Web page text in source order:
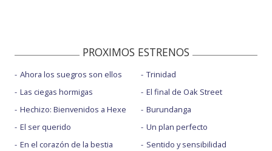
PROXIMOS ESTRENOS
Ahora los suegros son ellos
Las ciegas hormigas
Hechizo: Bienvenidos a Hexe
El ser querido
En el corazón de la bestia
Trinidad
El final de Oak Street
Burundanga
Un plan perfecto
Sentido y sensibilidad